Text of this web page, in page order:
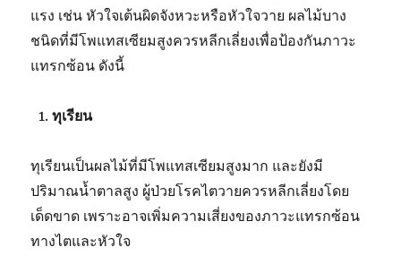
แรง เช่น หัวใจเต้นผิดจังหวะหรือหัวใจวาย ผลไม้บาง
ชนิดที่มีโพแทสเซียมสูงควรหลีกเลี่ยงเพื่อป้องกันภาวะ
แทรกซ้อน ดังนี้
ทุเรียน
ทุเรียนเป็นผลไม้ที่มีโพแทสเซียมสูงมาก และยังมี
ปริมาณน้ำตาลสูง ผู้ป่วยโรคไตวายควรหลีกเลี่ยงโดย
เด็ดขาด เพราะอาจเพิ่มความเสี่ยงของภาวะแทรกซ้อน
ทางไตและหัวใจ